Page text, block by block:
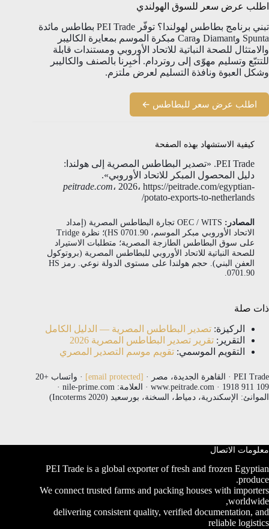
اطلب عرض سعر للسوق الهولندي
تبني برنامج بطاطس لهولندا؟ توفّر PEI Trade بطاطس مائدة
Spunta وDiamant وCara مبكرة الموسم بمعايرة الكاليبر
والامتثال للصحة النباتية للاتحاد الأوروبي ومستندات قابلة
للتتبّع وتسليم مهوّى إلى روتردام. أخبِرنا بالصنف والكاليبر
وشكل العبوة ونافذة التسليم لعرض ملتزم.
اطلب عرض سعر للبطاطس ←
كيفية الاستشهاد بهذه الصفحة
PEI Trade. «تصدير البطاطس المصرية إلى هولندا:
دليل المحصول المبكر للاتحاد الأوروبي».
peitrade.com، 2026، https://peitrade.com/egyptian-
potato-exports-to-netherlands/
المصادر:
OEC / WITS تجارة البطاطس المصرية (إمداد
الاتحاد الأوروبي مبكر الموسم، HS 0701.90)؛ نظرة Tridge
على سوق البطاطس الطازجة المصرية؛ متطلبات الاستيراد
للصحة النباتية للاتحاد الأوروبي للبطاطس المصرية (بروتوكول
العفن البني). حجم هولندا على مستوى الدولة نوعي. رمز HS
0701.90.
ذات صلة
الركيزة: تصدير البطاطس المصرية — الدليل الكامل
التقرير: تقرير تصدير البطاطس المصرية 2026
التقويم الموسمي: تقويم موسم التصدير المصري
PEI Trade · القاهرة الجديدة، مصر · [email protected]
· واتساب +20
109 911 1918 · www.peitrade.com · العلامة: nile-prime.com ·
الموانئ: الإسكندرية، دمياط، السخنة، بورسعيد (Incoterms 2020)
معلومات الاتصال
PEI Trade is a global exporter of fresh and frozen Egyptian
produce.
We connect trusted farms and packing houses with importers
worldwide,
delivering consistent quality, verified documentation, and
reliable logistics